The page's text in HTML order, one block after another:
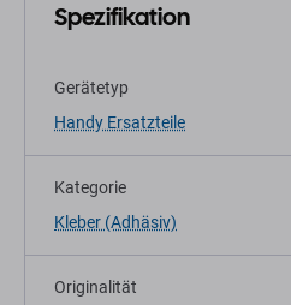
Spezifikation
Gerätetyp
Handy Ersatzteile
Kategorie
Kleber (Adhäsiv)
Originalität